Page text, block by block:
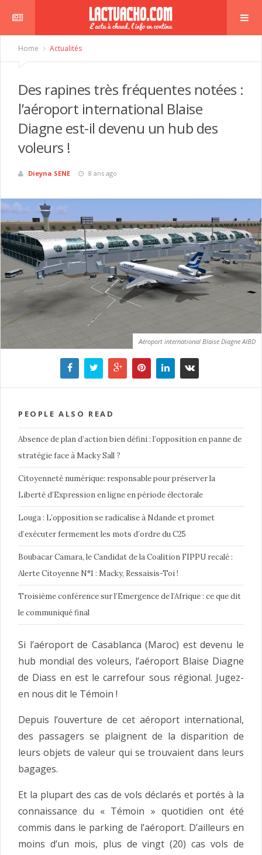
Home Actualités
Des rapines très fréquentes notées :
l’aéroport international Blaise
Diagne est-il devenu un hub des
voleurs !
Dieyna SENE 8 ans ago
Aéroport international Blaise Diagne AIBD
PEOPLE ALSO READ
Absence de plan d’action bien défini : l’opposition en panne de
stratégie face à Macky Sall ?
Citoyenneté numérique: responsable pour préserver la
Liberté d’Expression en ligne en période électorale
Louga : L’opposition se radicalise à Ndande et promet
d’exécuter fermement les mots d’ordre du C25
Boubacar Camara, le Candidat de la Coalition FIPPU recalé :
Alerte Citoyenne N°1 : Macky, Ressaisis-Toi !
Troisième conférence sur l’Emergence de l’Afrique : ce que dit
le communiqué final
Si l’aéroport de Casablanca (Maroc) est devenu le
hub mondial des voleurs, l’aéroport Blaise Diagne
de Diass en est le carrefour sous régional. Jugez-
en nous dit le Témoin !
Depuis l’ouverture de cet aéroport international,
des passagers se plaignent de la disparition de
leurs objets de valeur qui se trouvaient dans leurs
bagages.
Et la plupart des cas de vols déclarés et portés à la
connaissance du « Témoin » quotidien ont été
commis dans le parking de l’aéroport. D’ailleurs en
moins d’un mois, plus de vingt (20) cas vols de